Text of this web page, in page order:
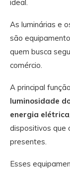
ideal.
As luminárias e
são
quem busca
comércio.
A principal
luminosidade
energia elétrica
dispositivos que
presentes.
Esses